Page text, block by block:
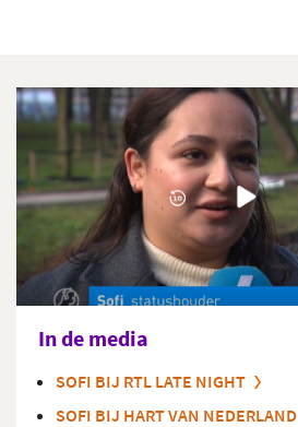
In de media
SOFI BIJ RTL LATE NIGHT
SOFI BIJ HART VAN NEDERLAND